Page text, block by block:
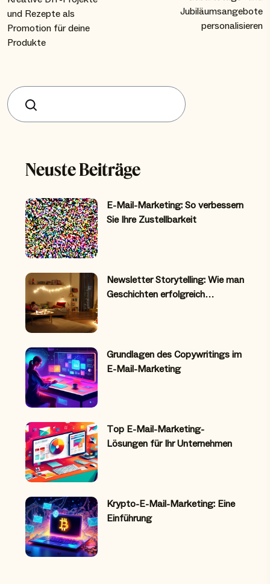
und Rezepte als
Promotion für deine
Produkte
Jubiläumsangebote
personalisieren
Suchen
Neuste Beiträge
E-Mail-Marketing: So verbessern
Sie Ihre Zustellbarkeit
Newsletter Storytelling: Wie man
Geschichten erfolgreich…
Grundlagen des Copywritings im
E-Mail-Marketing
Top E-Mail-Marketing-
Lösungen für Ihr Unternehmen
Krypto-E-Mail-Marketing: Eine
Einführung